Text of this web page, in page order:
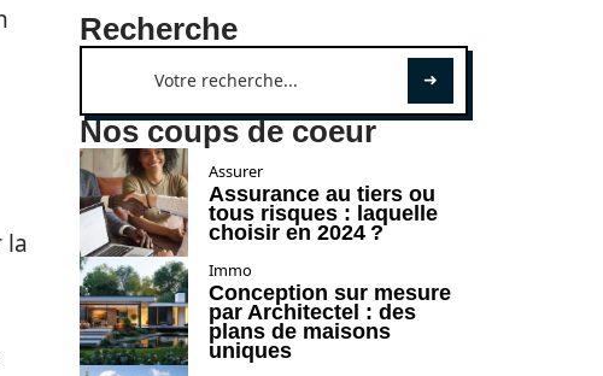
la
Recherche
Nos coups de coeur
Assurer
Assurance au tiers ou
tous risques : laquelle
choisir en 2024 ?
Immo
Conception sur mesure
par Architectel : des
plans de maisons
uniques